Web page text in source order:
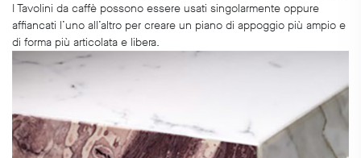
I Tavolini da caffè possono essere usati singolarmente oppure
affiancati l’uno all’altro per creare un piano di appoggio più ampio e
di forma più articolata e libera.